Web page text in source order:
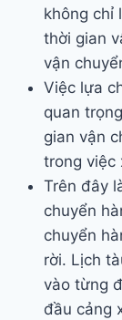
không chỉ
thời gian
vận
Việc lựa
quan
gian vận
trong việc
Trên đây
chuyển
chuyển
rời. Lịch
vào từng
đầu cảng